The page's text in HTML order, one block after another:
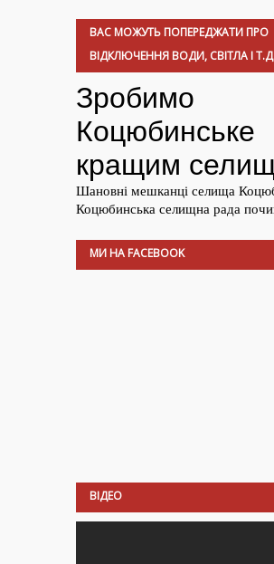
ВАС МОЖУТЬ ПОПЕРЕДЖАТИ ПРО
ВІДКЛЮЧЕННЯ ВОДИ, СВІТЛА І Т.Д
МИ НА FACEBOOK
ВІДЕО